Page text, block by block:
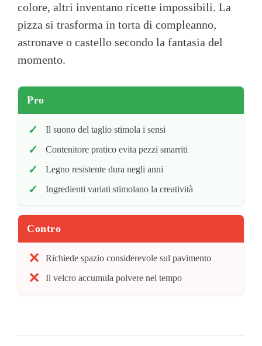
colore, altri inventano ricette impossibili. La
pizza si trasforma in torta di compleanno,
astronave o castello secondo la fantasia del
momento.
Pro
Il suono del taglio stimola i sensi
Contenitore pratico evita pezzi smarriti
Legno resistente dura negli anni
Ingredienti variati stimolano la creatività
Contro
Richiede spazio considerevole sul pavimento
Il velcro accumula polvere nel tempo